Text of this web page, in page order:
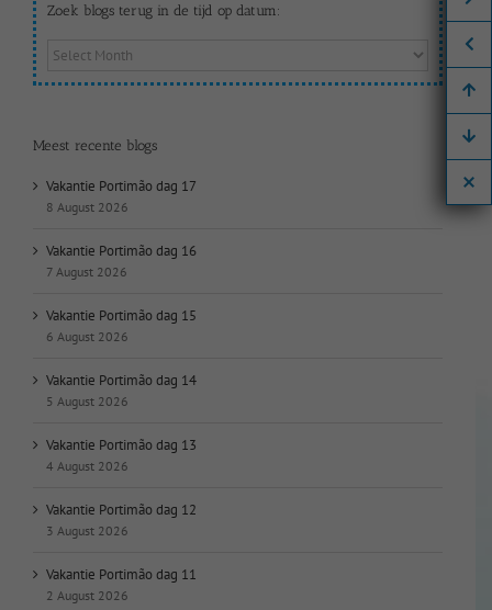
Zoek blogs terug in de tijd op datum:
Zoek
op
datum:
Meest recente blogs
Vakantie Portimão dag 17
8 August 2026
Vakantie Portimão dag 16
7 August 2026
Vakantie Portimão dag 15
6 August 2026
Vakantie Portimão dag 14
5 August 2026
Vakantie Portimão dag 13
4 August 2026
Vakantie Portimão dag 12
3 August 2026
Vakantie Portimão dag 11
2 August 2026